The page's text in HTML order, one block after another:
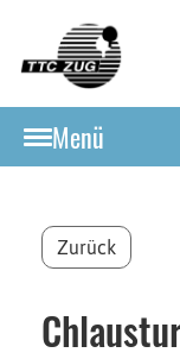
Menü
Zurück